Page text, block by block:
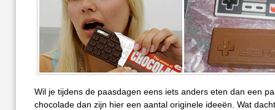
Wil je tijdens de paasdagen eens iets anders eten dan een
chocolade dan zijn hier een aantal originele ideeën. Wat